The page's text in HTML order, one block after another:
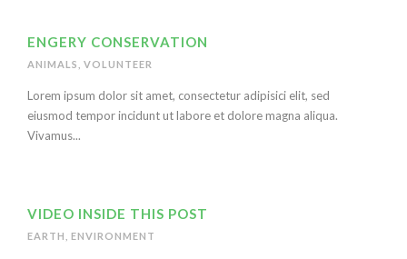
ENGERY CONSERVATION
ANIMALS VOLUNTEER
Lorem ipsum dolor sit amet, consectetur adipisici elit, sed
eiusmod tempor incidunt ut labore et dolore magna aliqua.
Vivamus...
VIDEO INSIDE THIS POST
EARTH ENVIRONMENT